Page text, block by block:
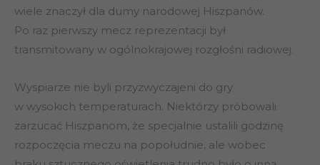
wiele znaczył dla dumy narodowej Hiszpanów.
Po raz pierwszy mecz reprezentacji był
transmitowany w ogólnokrajowej rozgłośni radiowej.
Wyspiarze nie byli przyzwyczajeni do gry
w wysokich temperaturach. Niektórzy próbowali
zarzucać Hiszpanom, że specjalnie ustalili godzinę
rozpoczęcia meczu na popołudnie, ale wobec